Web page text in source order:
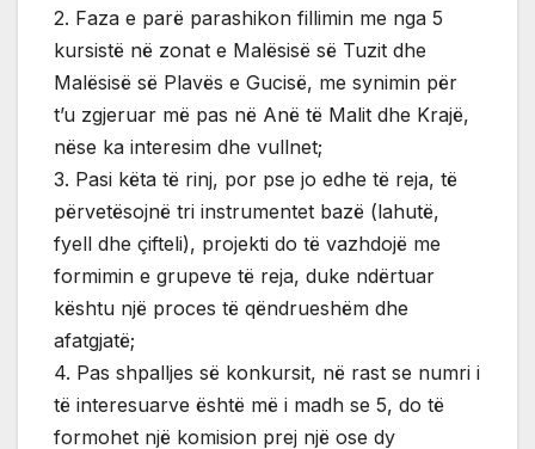
2. Faza e parë parashikon fillimin me nga 5
kursistë në zonat e Malësisë së Tuzit dhe
Malësisë së Plavës e Gucisë, me synimin për
t’u zgjeruar më pas në Anë të Malit dhe Krajë,
nëse ka interesim dhe vullnet;
3. Pasi këta të rinj, por pse jo edhe të reja, të
përvetësojnë tri instrumentet bazë (lahutë,
fyell dhe çifteli), projekti do të vazhdojë me
formimin e grupeve të reja, duke ndërtuar
kështu një proces të qëndrueshëm dhe
afatgjatë;
4. Pas shpalljes së konkursit, në rast se numri i
të interesuarve është më i madh se 5, do të
formohet një komision prej një ose dy